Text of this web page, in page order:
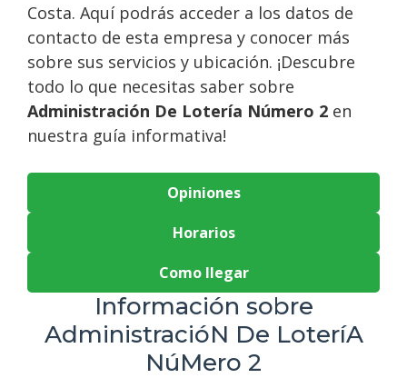
Costa. Aquí podrás acceder a los datos de
contacto de esta empresa y conocer más
sobre sus servicios y ubicación. ¡Descubre
todo lo que necesitas saber sobre
Administración De Lotería Número 2 en
nuestra guía informativa!
Opiniones
Horarios
Como llegar
Información sobre
AdministracióN De LoteríA
NúMero 2